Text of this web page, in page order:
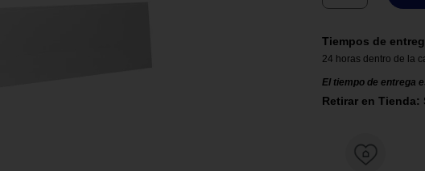
Tiempos de
24 horas dentro de la
El tiempo de entrega
Retirar en Tienda: